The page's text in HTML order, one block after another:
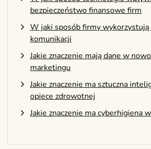
bezpieczeństwo finansowe firm
W jaki sposób firmy
komunikacji
Jakie znaczenie mają dane w
marketingu
Jakie znaczenie ma sztuczna
opiece zdrowotnej
Jakie znaczenie ma cyberhigiena